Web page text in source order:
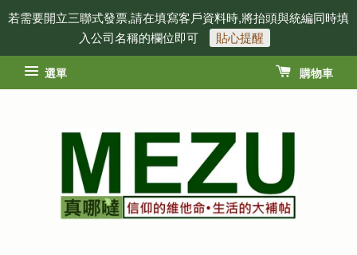
若需要開立三聯式發票,請在填寫客戶資料時,將抬頭與統編同時填
入公司名稱的欄位即可
貼心提醒
選單 購物車